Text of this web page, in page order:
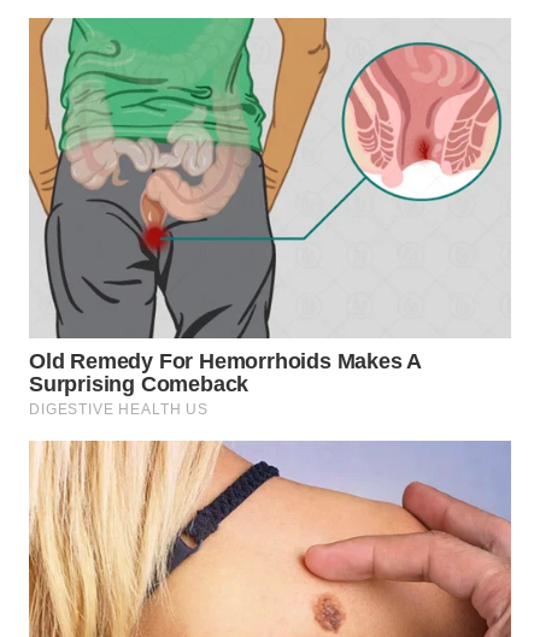
WN
CIREBON
WN
INDRAMAYU
KUNINGAN
MAJALENGKA
WN
SUBANG
WN
SUKABUMI
WN
PURWAKARTA